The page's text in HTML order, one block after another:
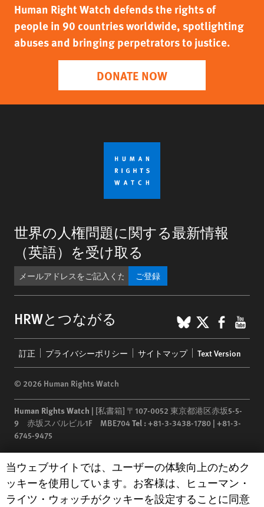
Human Right Watch defends the rights of
people in 90 countries worldwide, spotlighting
abuses and bringing perpetrators to justice.
DONATE NOW
世界の人権問題に関する最新情報
（英語）を受け取る
ご登録
HRWとつながる BlueSky
X
menu
訂正 プライバシーポリシー サイトマップ Text Version
© 2026 Human Rights Watch
Human Rights Watch | [私書箱] 〒107-0052 東京都港区赤坂5-5-
9 赤坂スバルビル1F MBE704Tel :+81-3-3438-1780 | +81-3-
6745-9475
Human Rights Watchis a 501(C)(3) nonprofit registered in the US
under EIN: 13-2875808
Human Rights Watch cookie preferences
当ウェブサイトでは、ユーザーの体験向上のためク
ッキーを使用しています。お客様は、ヒューマン・
ライツ・ウォッチがクッキーを設定することに同意